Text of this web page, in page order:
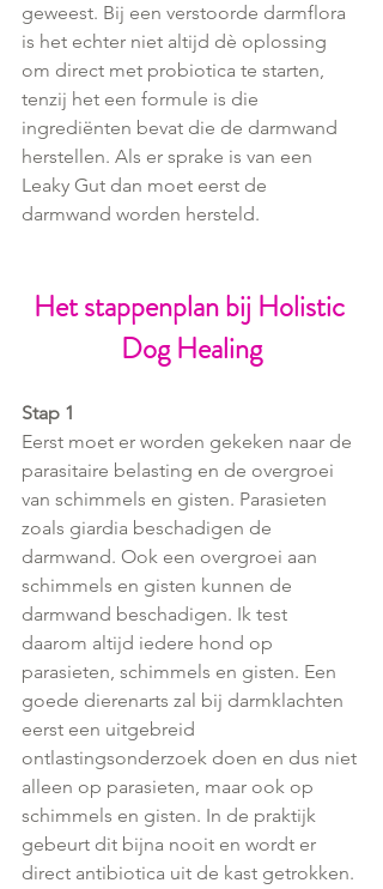
geweest. Bij een verstoorde darmflora
is het echter niet altijd dè oplossing
om direct met probiotica te starten,
tenzij het een formule is die
ingrediënten bevat die de darmwand
herstellen. Als er sprake is van een
Leaky Gut dan moet eerst de
darmwand worden hersteld.
Het stappenplan bij Holistic
Dog Healing
Stap 1
Eerst moet er worden gekeken naar de
parasitaire belasting en de overgroei
van schimmels en gisten. Parasieten
zoals giardia beschadigen de
darmwand. Ook een overgroei aan
schimmels en gisten kunnen de
darmwand beschadigen. Ik test
daarom altijd iedere hond op
parasieten, schimmels en gisten. Een
goede dierenarts zal bij darmklachten
eerst een uitgebreid
ontlastingsonderzoek doen en dus niet
alleen op parasieten, maar ook op
schimmels en gisten. In de praktijk
gebeurt dit bijna nooit en wordt er
direct antibiotica uit de kast getrokken.